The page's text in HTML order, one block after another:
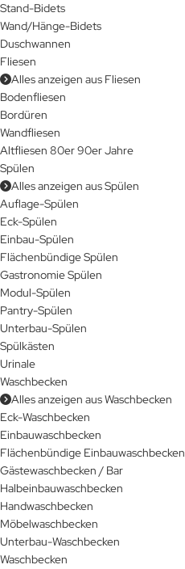
Stand-Bidets
Wand/Hänge-Bidets
Duschwannen
Fliesen
Alles anzeigen aus Fliesen
Bodenfliesen
Bordüren
Wandfliesen
Altfliesen 80er 90er Jahre
Spülen
Alles anzeigen aus Spülen
Auflage-Spülen
Eck-Spülen
Einbau-Spülen
Flächenbündige Spülen
Gastronomie Spülen
Modul-Spülen
Pantry-Spülen
Unterbau-Spülen
Spülkästen
Urinale
Waschbecken
Alles anzeigen aus Waschbecken
Eck-Waschbecken
Einbauwaschbecken
Flächenbündige Einbauwaschbecken
Gästewaschbecken / Bar
Halbeinbauwaschbecken
Handwaschbecken
Möbelwaschbecken
Unterbau-Waschbecken
Waschbecken